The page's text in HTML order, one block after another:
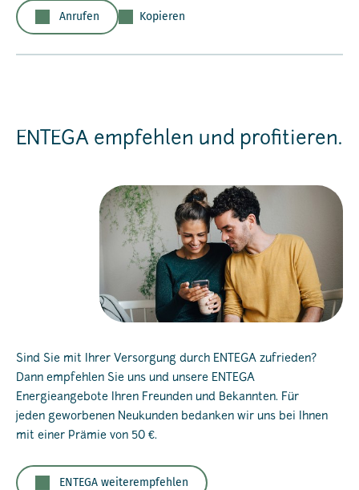
Anrufen Kopieren
ENTEGA empfehlen und profitieren.
Sind Sie mit Ihrer Versorgung durch ENTEGA zufrieden?
Dann empfehlen Sie uns und unsere ENTEGA
Energieangebote Ihren Freunden und Bekannten. Für
jeden geworbenen Neukunden bedanken wir uns bei Ihnen
mit einer Prämie von 50 €.
ENTEGA weiterempfehlen